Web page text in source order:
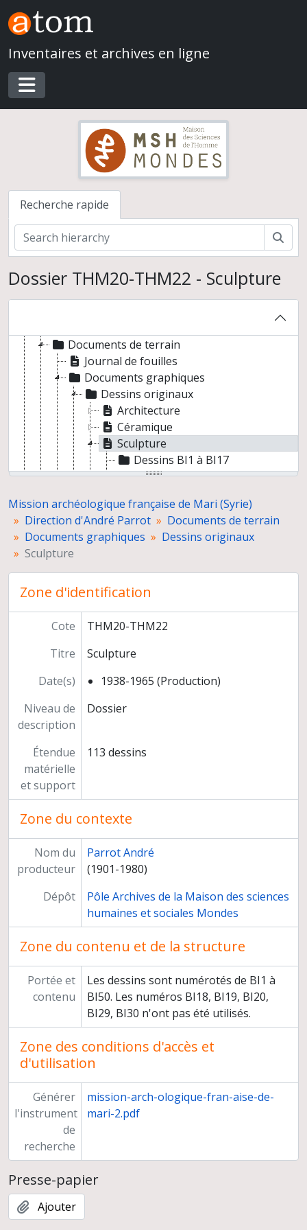
Skip to main content
Inventaires et archives en ligne
Toggle navigation
Recherche rapide
Dossier THM20-THM22 - Sculpture
Documents de terrain
Journal de fouilles
Documents graphiques
Dessins originaux
Architecture
Céramique
Sculpture
Dessins BI1 à BI17
Dessins BI21 à BI40
Objets en métal
Glyptique
Figurines et plaquettes
Objets divers
Objets en coquille et en ivoire
Dépôts de fondation
Silex, planches préparatoires de publication
Dessins de Jean Lauffray
Tirages des dessins
Peintures et mobiliers décorés
Inventaires
Fichier des tombes
Rapports de fouilles de la 7e campagne à la 19e campagne, premiers articles et premières communications
Préparation de publications
Documentation
Films sur Larsa et Tello
Direction de Jean-Claude Margueron
Mission archéologique française de Mari (Syrie)
Direction d'André Parrot
Documents de terrain
Documents graphiques
Dessins originaux
Sculpture
Zone d'identification
Cote
THM20-THM22
Titre
Sculpture
Date(s)
1938-1965 (Production)
Niveau de
description
Dossier
Étendue
matérielle
et support
113 dessins
Zone du contexte
Nom du
producteur
Parrot André
(1901-1980)
Dépôt
Pôle Archives de la Maison des sciences
humaines et sociales Mondes
Zone du contenu et de la structure
Portée et
contenu
Les dessins sont numérotés de BI1 à
BI50. Les numéros BI18, BI19, BI20,
BI29, BI30 n'ont pas été utilisés.
Zone des conditions d'accès et
d'utilisation
Générer
l'instrument
de
recherche
mission-arch-ologique-fran-aise-de-
mari-2.pdf
Presse-papier
Ajouter